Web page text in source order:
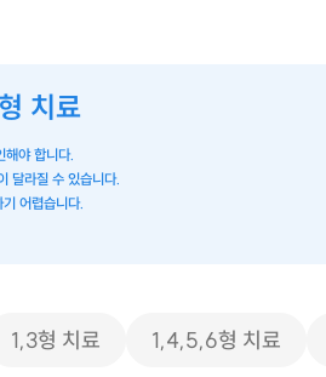
치료
야 합니다.
달라질 수 있습니다.
어렵습니다.
1,3형 치료 1,4,5,6형 치료